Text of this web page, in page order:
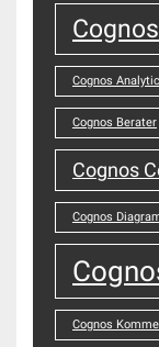
Cognos
Cognos Berater
Cognos
Cognos
Cognos